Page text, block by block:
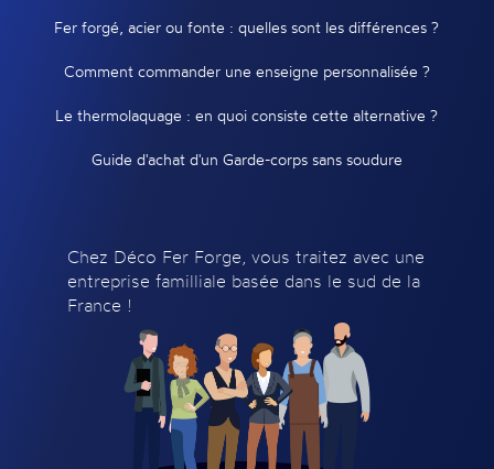
Fer forgé, acier ou fonte : quelles sont les différences ?
Comment commander une enseigne personnalisée ?
Le thermolaquage : en quoi consiste cette alternative ?
Guide d'achat d'un Garde-corps sans soudure
Chez Déco Fer Forge, vous traitez avec une
entreprise familliale basée dans le sud de la
France !